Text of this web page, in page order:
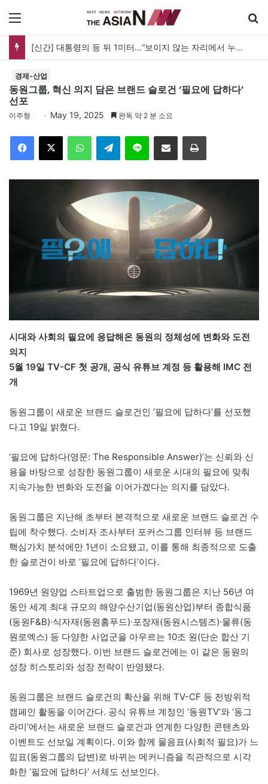
메뉴
[신간] 대통령의 등 뒤 1미터…“보이지 않는 자리에서 누구를 지킨다는 것”
경제-산업
동원그룹, 혁신 의지 담은 브랜드 슬로건 ‘필요에 답하다’
선포
이주형 May 19, 2025 완독 약 2 분 소요
Facebook
X WhatsAppTelegramLine 이메일 인쇄
시대와 사회의 필요에 응답해온 동원의 정체성에 변화와 도전
의지
5월 19일 TV-CF 첫 공개, 공식 유튜브 계정 등 활용해 IMC 전
개
동원그룹이 새로운 브랜드 슬로건인 ‘필요에 답하다’를 선포했
다고 19일 밝혔다.
‘필요에 답하다(영문: The Responsible Answer)’는 신뢰와 신
용을 바탕으로 성장한 동원그룹이 새로운 시대의 필요에 맞춰
지속가능한 변화와 도전을 이어가겠다는 의지를 담았다.
동원그룹은 지난해 초부터 본격적으로 새로운 브랜드 슬로건 수
립에 착수했다. 소비자 조사부터 포커스그룹 인터뷰 등 브랜드
핵심가치 분석에만 1년이 소요됐고, 이를 통해 최종적으로 도출
한 슬로건이 바로 ‘필요에 답하다’이다.
1969년 원양업 스타트업으로 출범한 동원그룹은 지난 56년 여
동안 세계 최대 규모의 해양수산기업(동원산업)부터 종합식품
(동원F&B)∙식자재(동원홈푸드)∙포장재(동원시스템즈)∙물류(동
원로엑스) 등 다양한 사업군을 아우르는 10조 원(단순 합산 기
준) 회사로 성장했다. 이번 브랜드 슬로건에는 이 같은 동원의
성장 히스토리와 성장 전략이 반영됐다.
동원그룹은 브랜드 슬로건의 확산을 위해 TV-CF 등 전방위적
캠페인 활동을 이어간다. 공식 유튜브 계정인 ‘동원TV’와 ‘동그
라미’에서는 새로운 브랜드 슬로건과 연계한 다양한 콘텐츠와
이벤트도 선보일 계획이다. 이와 함께 물음표(사회적 필요)가 느
낌표(동원그룹의 답변)로 바뀌는 메커니즘을 직관적으로 시각
화한 ‘필요에 답하다’ 서체도 선보인다.